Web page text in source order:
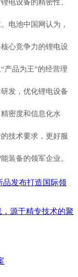
电设备的精密性、
电池中国网认为，
心竞争力的锂电设
产品为王”的经营理
发，优化锂电设备
密度和信息化水
技术要求，更好服
装备的领军企业。
品发布打造国际领
源于精专技术的聚